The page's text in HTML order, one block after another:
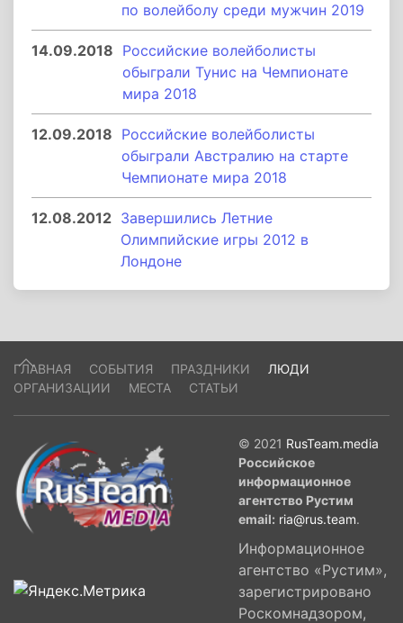
по волейболу среди мужчин 2019
14.09.2018 Российские волейболисты
обыграли Тунис на Чемпионате
мира 2018
12.09.2018 Российские волейболисты
обыграли Австралию на старте
Чемпионате мира 2018
12.08.2012 Завершились Летние
Олимпийские игры 2012 в
Лондоне
ГЛАВНАЯ СОБЫТИЯ ПРАЗДНИКИ
ЛЮДИ
ОРГАНИЗАЦИИ
МЕСТА СТАТЬИ
© 2021 RusTeam.media
Российское
информационное
агентство Рустим
email: ria@rus.team.
Информационное
агентство «Рустим»,
зарегистрировано
Роскомнадзором,